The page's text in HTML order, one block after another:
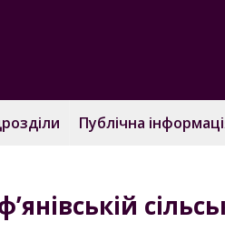
Публічна